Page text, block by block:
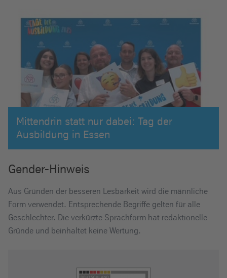
Mittendrin statt nur dabei: Tag der
Ausbildung in Essen
Gender-Hinweis
Aus Gründen der besseren Lesbarkeit wird die männliche
Form verwendet. Entsprechende Begriffe gelten für alle
Geschlechter. Die verkürzte Sprachform hat redaktionelle
Gründe und beinhaltet keine Wertung.